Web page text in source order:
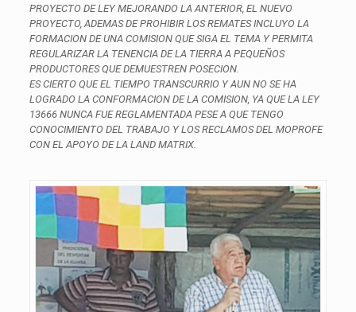
PROYECTO DE LEY MEJORANDO LA ANTERIOR, EL NUEVO
PROYECTO, ADEMAS DE PROHIBIR LOS REMATES INCLUYO LA
FORMACION DE UNA COMISION QUE SIGA EL TEMA Y PERMITA
REGULARIZAR LA TENENCIA DE LA TIERRA A PEQUEÑOS
PRODUCTORES QUE DEMUESTREN POSECION.
ES CIERTO QUE EL TIEMPO TRANSCURRIO Y AUN NO SE HA
LOGRADO LA CONFORMACION DE LA COMISION, YA QUE LA LEY
13666 NUNCA FUE REGLAMENTADA PESE A QUE TENGO
CONOCIMIENTO DEL TRABAJO Y LOS RECLAMOS DEL MOPROFE
CON EL APOYO DE LA LAND MATRIX.